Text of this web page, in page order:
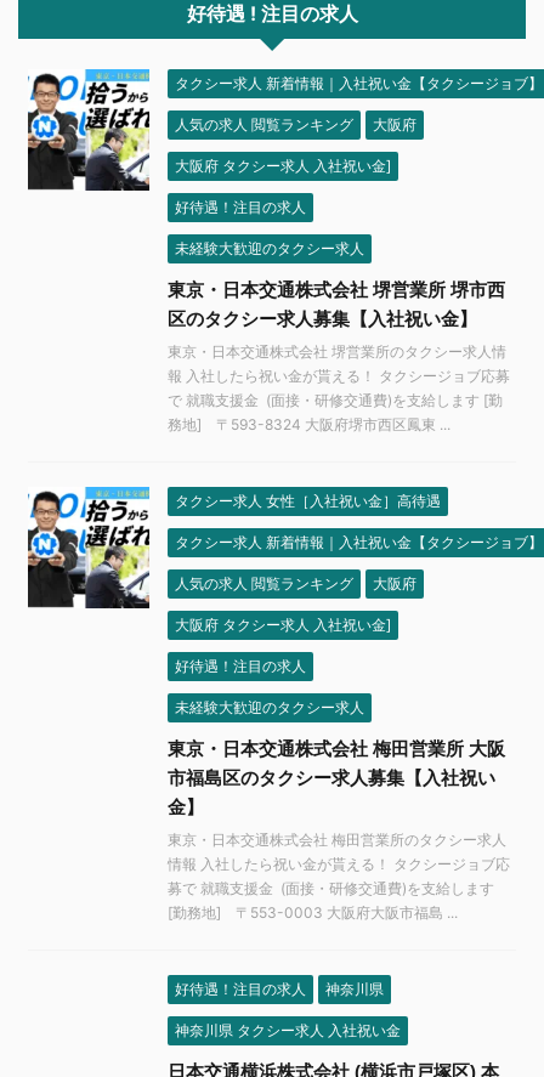
好待遇 ! 注目の求人
タクシー求人 新着情報｜入社祝い金【タクシージョブ】
人気の求人 閲覧ランキング 大阪府
大阪府 タクシー求人 入社祝い金]
好待遇！注目の求人
未経験大歓迎のタクシー求人
東京・日本交通株式会社 堺営業所 堺市西
区のタクシー求人募集【入社祝い金】
東京・日本交通株式会社 堺営業所のタクシー求人情
報 入社したら祝い金が貰える！ タクシージョブ応募
で 就職支援金 (面接・研修交通費)を支給します [勤
務地] 〒593-8324 大阪府堺市西区鳳東 ...
タクシー求人 女性［入社祝い金］高待遇
タクシー求人 新着情報｜入社祝い金【タクシージョブ】
人気の求人 閲覧ランキング 大阪府
大阪府 タクシー求人 入社祝い金]
好待遇！注目の求人
未経験大歓迎のタクシー求人
東京・日本交通株式会社 梅田営業所 大阪
市福島区のタクシー求人募集【入社祝い
金】
東京・日本交通株式会社 梅田営業所のタクシー求人
情報 入社したら祝い金が貰える！ タクシージョブ応
募で 就職支援金 (面接・研修交通費)を支給します
[勤務地] 〒553-0003 大阪府大阪市福島 ...
好待遇！注目の求人 神奈川県
神奈川県 タクシー求人 入社祝い金
日本交通横浜株式会社 (横浜市戸塚区) 本